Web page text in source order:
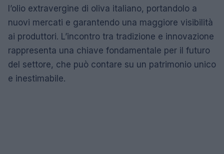
l’olio extravergine di oliva italiano, portandolo a
nuovi mercati e garantendo una maggiore visibilità
ai produttori. L’incontro tra tradizione e innovazione
rappresenta una chiave fondamentale per il futuro
del settore, che può contare su un patrimonio unico
e inestimabile.